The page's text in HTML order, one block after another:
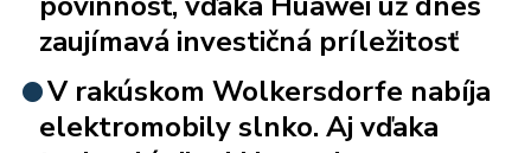
zaujímavá investičná príležitosť
V rakúskom Wolkersdorfe nabíja
elektromobily slnko. Aj vďaka